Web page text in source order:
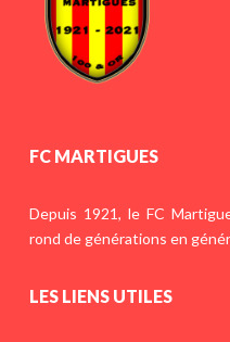
FC MARTIGUES
Depuis 1921, le FC
rond de générations en
LES LIENS UTILES